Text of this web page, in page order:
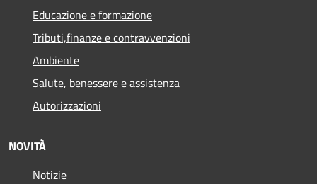
Educazione e formazione
Tributi,finanze e contravvenzioni
Ambiente
Salute, benessere e assistenza
Autorizzazioni
NOVITÀ
Notizie